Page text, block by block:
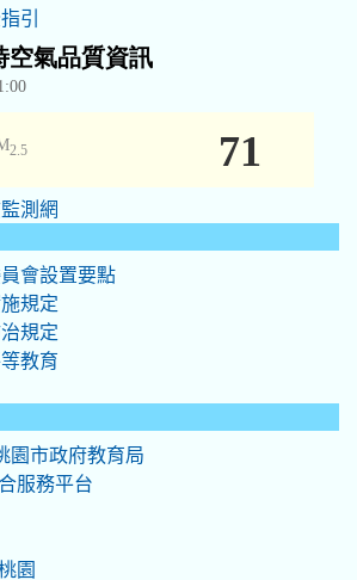
引
測網
會設置要點
規定
規定
教育
園市政府教育局
服務平台
園